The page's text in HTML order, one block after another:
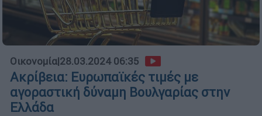
Οικονομία|28.03.2024 06:35
Ακρίβεια: Ευρωπαϊκές τιμές με
αγοραστική δύναμη Βουλγαρίας στην
Ελλάδα